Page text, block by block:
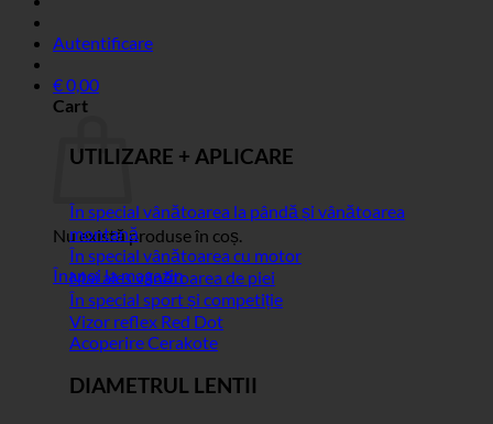
Autentificare
€0,00
Cart
Nu există produse în coș.
Înapoi la magazin
UTILIZARE + APLICARE
În special vânătoarea la pândă și vânătoarea
montană
În special vânătoarea cu motor
Mai ales vânătoarea de piei
În special sport și competiție
Vizor reflex Red Dot
Acoperire Cerakote
DIAMETRUL LENTII